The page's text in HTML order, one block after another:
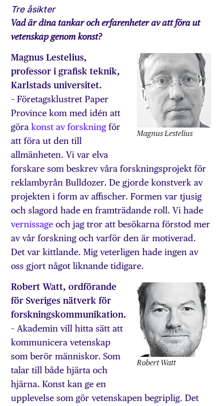
Tre åsikter
Vad är dina tankar och erfarenheter av att föra ut
vetenskap genom konst?
Magnus Lestelius
Magnus Lestelius,
professor i grafisk teknik,
Karlstads universitet.
– Företagsklustret Paper
Province kom med idén att
görakonst av forskningför
att föra ut den till
allmänheten. Vi var elva
forskare som beskrev våra forskningsprojekt för
reklambyrån Bulldozer. De gjorde konstverk av
projekten i form av affischer. Formen var tjusig
och slagord hade en framträdande roll. Vi hade
vernissage och jag tror att besökarna förstod mer
av vår forskning och varför den är motiverad.
Det var kittlande. Mig veterligen hade ingen av
oss gjort något liknande tidigare.
Robert Watt
Robert Watt, ordförande
för Sveriges nätverk för
forskningskommunikation.
– Akademin vill hitta sätt att
kommunicera vetenskap
som berör människor. Som
talar till både hjärta och
hjärna. Konst kan ge en
upplevelse som gör vetenskapen begriplig. Det